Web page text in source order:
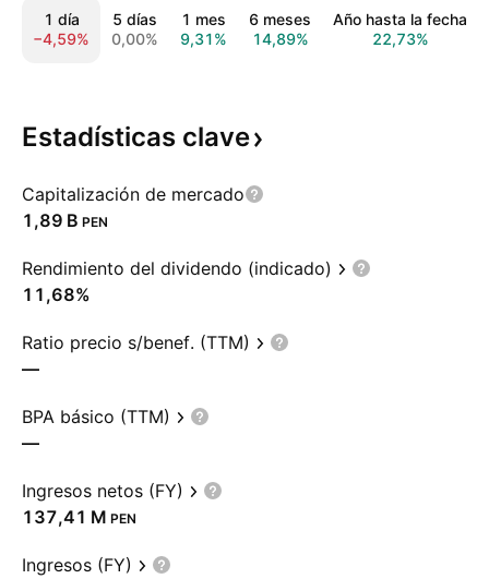
1 día
−4,59%
5 días
0,00%
1 mes
9,31%
6 meses
14,89%
Año hasta la fecha
22,73%
Estadísticas clave
Capitalización de mercado
‪1,89 B‬ PEN
Rendimiento del dividendo (indicado)
11,68%
Ratio precio s/benef. (TTM)
—
BPA básico (TTM)
—
Ingresos netos (FY)
‪137,41 M‬ PEN
Ingresos (FY)